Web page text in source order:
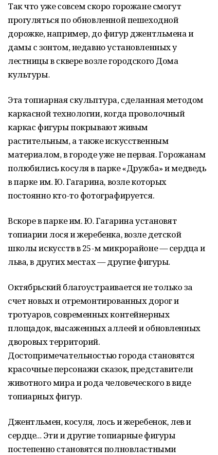
Так что уже совсем скоро горожане смогут
прогуляться по обновленной пешеходной
дорожке, например, до фигур джентльмена и
дамы с зонтом, недавно установленных у
лестницы в сквере возле городского Дома
культуры.
Эта топиарная скульптура, сделанная методом
каркасной технологии, когда проволочный
каркас фигуры покрывают живым
растительным, а также искусственным
материалом, в городе уже не первая. Горожанам
полюбились косуля в парке «Дружба» и медведь
в парке им. Ю. Гагарина, возле которых
постоянно кто-то фотографируется.
Вскоре в парке им. Ю. Гагарина установят
топиарии лося и жеребенка, возле детской
школы искусств в 25-м микрорайоне — сердца и
льва, в других местах — другие фигуры.
Октябрьский благоустраивается не только за
счет новых и отремонтированных дорог и
тротуаров, современных контейнерных
площадок, высаженных аллеей и обновленных
дворовых территорий.
Достопримечательностью города становятся
красочные персонажи сказок, представители
животного мира и рода человеческого в виде
топиарных фигур.
Джентльмен, косуля, лось и жеребенок, лев и
сердце... Эти и другие топиарные фигуры
постепенно становятся полновластными